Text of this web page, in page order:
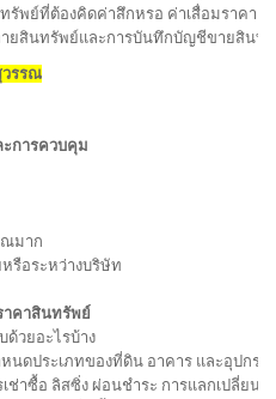
รัพย์ที่ต้องคิดค่าสึกหรอ ค่าเสื่อมราคา
ยสินทรัพย์และการบันทึกบัญชีขายสินท
วรรณ
การควบคุม
มาก
รือระหว่างบริษัท
าคาสินทรัพย์
วยอะไรบ้าง
ดประเภทของที่ดิน อาคาร และอุปกรณ์
ช่าซื้อ ลิสซิ่ง ผ่อนชำระ การแลกเปลี่ยน